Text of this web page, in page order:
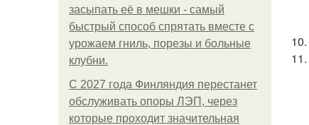
засыпать её в мешки - самый
быстрый способ спрятать вместе с
урожаем гниль, порезы и больные
клубни.
С 2027 года Финляндия перестанет
обслуживать опоры ЛЭП, через
которые проходит значительная